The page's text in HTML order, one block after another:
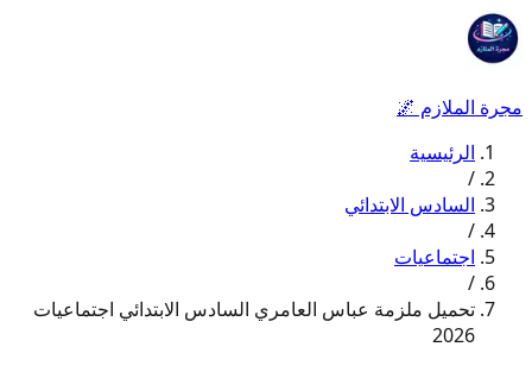
مجرة الملازم 🌌
الرئيسية
/
السادس الابتدائي
/
اجتماعيات
/
تحميل ملزمة عباس العامري السادس الابتدائي اجتماعيات
2026